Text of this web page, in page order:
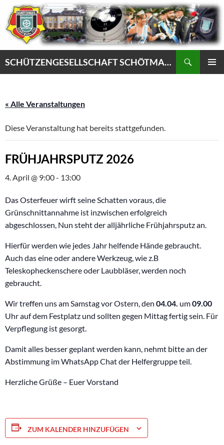
Zum
Inhalt
springen
SCHÜTZENGESELLSCHAFT SCHÖTMAR VON 1732 e.V.
« Alle Veranstaltungen
Diese Veranstaltung hat bereits stattgefunden.
FRÜHJAHRSPUTZ 2026
4. April @ 9:00- 13:00
Das Osterfeuer wirft seine Schatten voraus, die
Grünschnittannahme ist inzwischen erfolgreich
abgeschlossen, Nun steht der alljährliche Frühjahrsputz an.
Hierfür werden wie jedes Jahr helfende Hände gebraucht.
Auch das eine oder andere Werkzeug, wie z.B
Teleskopheckenschere oder Laubbläser, werden noch
gebraucht.
Wir treffen uns am Samstag vor Ostern, den 04.04. um09.00
Uhr auf dem Festplatz und sollten gegen Mittag fertig sein. Für
Verpflegung ist gesorgt.
Damit alles besser geplant werden kann, nehmt bitte an der
Abstimmung im WhatsApp Chat der Helfergruppe teil.
Herzliche Grüße – Euer Vorstand
ZUM KALENDER HINZUFÜGEN